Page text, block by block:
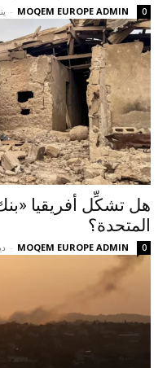
MOQEM EUROPE ADMIN
- 0
هل تشكِّل أفريقيا
المتحدة؟
MOQEM EUROPE ADMIN
- 0